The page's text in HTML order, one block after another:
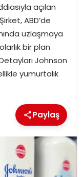
açılan
ABD’de
uzlaşmaya
bir plan
Johnson
yumurtalık
Paylaş